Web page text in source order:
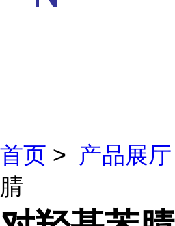
首页 > 产品展厅
腈